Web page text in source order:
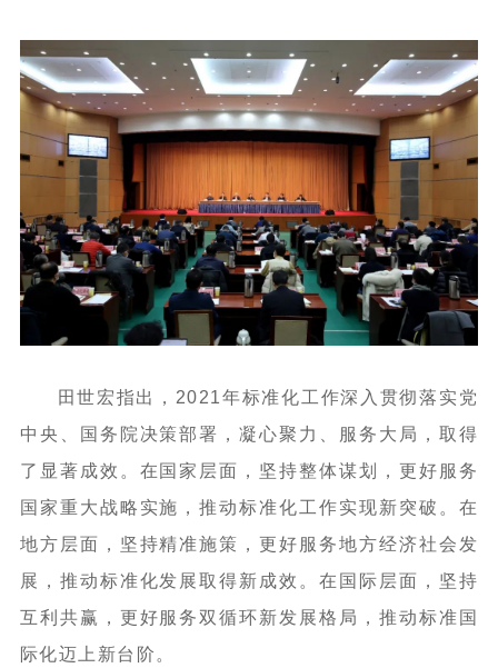
田世宏指出，2021年标准化工作深入贯彻落实党
中央、国务院决策部署，凝心聚力、服务大局，取得
了显著成效。在国家层面，坚持整体谋划，更好服务
国家重大战略实施，推动标准化工作实现新突破。在
地方层面，坚持精准施策，更好服务地方经济社会发
展，推动标准化发展取得新成效。在国际层面，坚持
互利共赢，更好服务双循环新发展格局，推动标准国
际化迈上新台阶。